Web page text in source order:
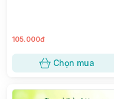
105.000đ
Chọn mua